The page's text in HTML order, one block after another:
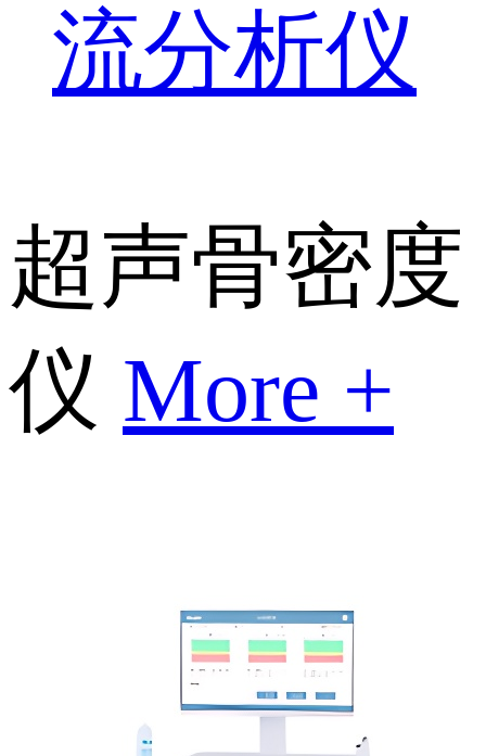
流分析仪
超声骨密度
仪 More +